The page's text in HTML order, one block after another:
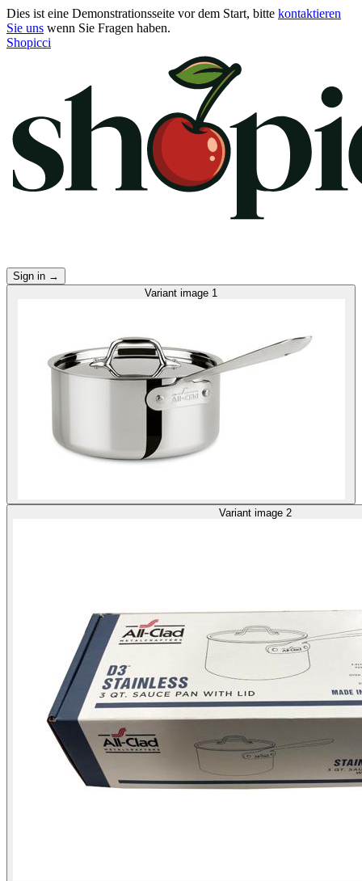
Dies ist eine Demonstrationsseite vor dem Start, bitte kontaktieren
Sie uns wenn Sie Fragen haben.
Shopicci
Sign in →
Variant image 1
Variant image 2